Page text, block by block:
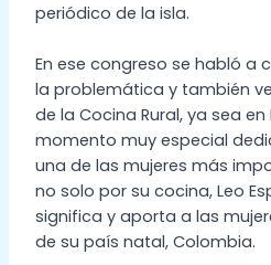
periódico de la isla.
En ese congreso se habló a
la problemática y también
de la Cocina Rural, ya sea
momento muy especial
una de las mujeres más
no solo por su cocina, Leo
significa y aporta a las
de su país natal, Colombia.